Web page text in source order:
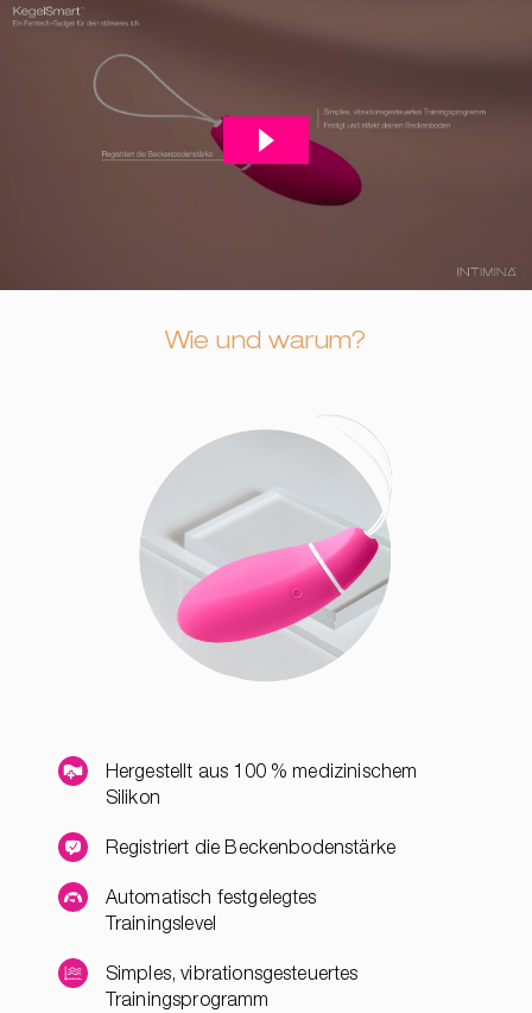
Wie und warum?
Hergestellt aus 100 % medizinischem
Silikon
Registriert die Beckenbodenstärke
Automatisch festgelegtes
Trainingslevel
Simples, vibrationsgesteuertes
Trainingsprogramm